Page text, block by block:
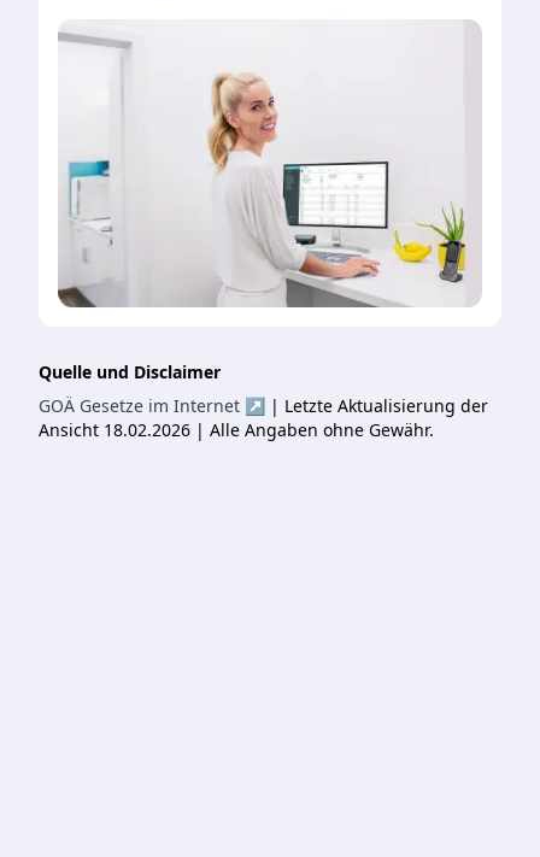
Quelle und Disclaimer
GOÄ Gesetze im Internet ↗ | Letzte Aktualisierung der
Ansicht 18.02.2026 | Alle Angaben ohne Gewähr.